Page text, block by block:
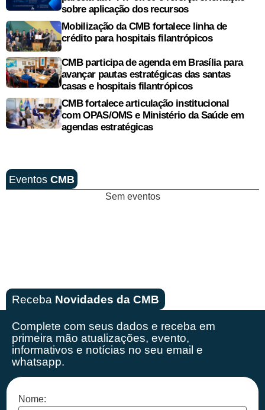
sobre aplicação dos recursos
Mobilização da CMB fortalece linha de
crédito para hospitais filantrópicos
CMB participa de agenda em Brasília para
avançar pautas estratégicas das santas
casas e hospitais filantrópicos
CMB fortalece articulação institucional
com OPAS/OMS e Ministério da Saúde em
agendas estratégicas
Eventos CMB
Sem eventos
Receba Novidades da CMB
Complete com seus dados e receba em
primeira mão atualizações, evento,
informativos e notícias no seu email e
whatsapp.
Nome: